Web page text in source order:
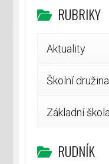
RUBRIKY
Aktuality
Školní družina
Základní škola
RUDNÍK